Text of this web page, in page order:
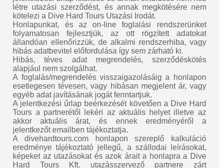
létre utazási szerződést, és annak megkötésére nem
kötelezi a Dive Hard Tours Utazási Irodát.
Honlapunkat, és az on-line foglalási rendszerünket
folyamatosan fejlesztjük, az ott rögzített adatokat
állandóan ellenőrizzük, de alkalmi rendszerhiba, vagy
hibás adatbevitel előfordulása így sem zárható ki.
Hibás, téves adat megrendelés, szerződéskötés
alapjául nem szolgálhat.
A foglalás/megrendelés visszaigazolásáig a honlapon
esetlegesen tévesen, vagy hibásan megjelent ár, vagy
egyéb adat javításának jogát fenntartjuk.
A jelentkezési űrlap beérkezését követően a Dive Hard
Tours a partnerétől lekéri az aktuális helyet illetve az
akkor aktuális árat, és ennek eredményéről a
jelentkezőt emailben tájékoztatja.
A divehardtours.com honlapon szereplő kalkuláció
eredménye tájékoztató jellegű, a szállodai leírásokat,
képeket az utazásokat és azok árait a honlapra a Dive
Hard Tours Kft. utazásszervező partnere zárt